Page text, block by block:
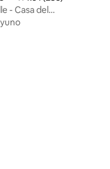
- Casa del